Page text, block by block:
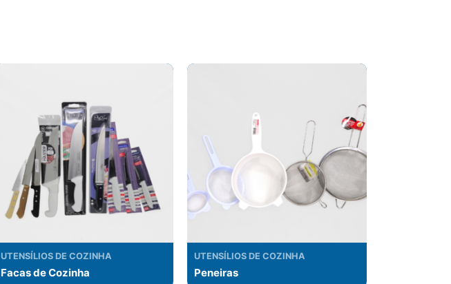
UTENSÍLIOS DE COZINHA
Facas de Cozinha
UTENSÍLIOS DE COZINHA
Peneiras